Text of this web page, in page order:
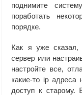
поднимите
поработать
порядке.
Как я уже сказал,
сервер или
настройте все,
какие-то ip адреса
доступ к старому.